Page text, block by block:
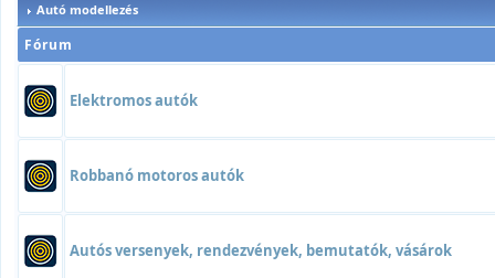
Autó modellezés
Fórum
Elektromos autók
Robbanó motoros autók
Autós versenyek, rendezvények, bemutatók, vásárok